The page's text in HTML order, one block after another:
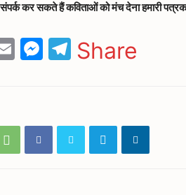
संपर्ककरसकतेहैंकविताओंकोमंचदेनाहमारी
EmailMessenger
Telegram
Share